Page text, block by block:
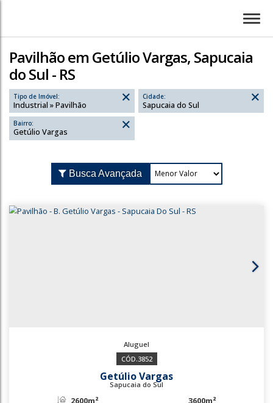
Pavilhão em Getúlio Vargas, Sapucaia
do Sul - RS
Tipo de Imóvel:
Industrial » Pavilhão
Cidade:
Sapucaia do Sul
Bairro:
Busca Avançada